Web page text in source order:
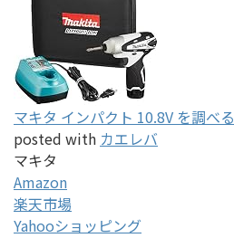
マキタ インパクト 10.8V を調べる
posted with カエレバ
マキタ
Amazon
楽天市場
Yahooショッピング